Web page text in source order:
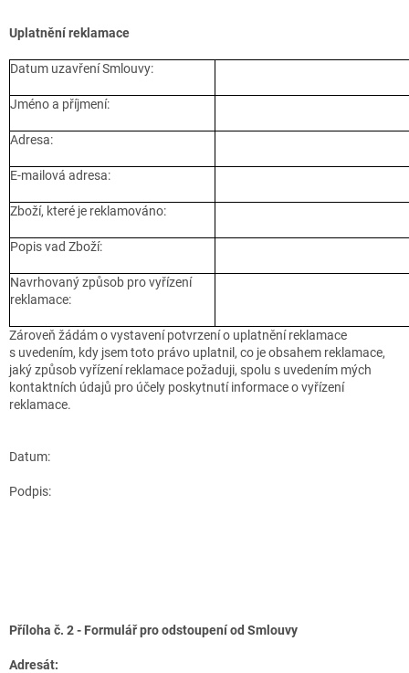
Uplatnění reklamace
Datum uzavření Smlouvy:
Jméno a příjmení:
Adresa:
E-mailová adresa:
Zboží, které je reklamováno:
Popis vad Zboží:
Navrhovaný způsob pro vyřízení
reklamace:
Zároveň žádám o vystavení potvrzení o uplatnění reklamace
s uvedením, kdy jsem toto právo uplatnil, co je obsahem reklamace,
jaký způsob vyřízení reklamace požaduji, spolu s uvedením mých
kontaktních údajů pro účely poskytnutí informace o vyřízení
reklamace.
Datum:
Podpis:
Příloha č. 2 - Formulář pro odstoupení od Smlouvy
Adresát: